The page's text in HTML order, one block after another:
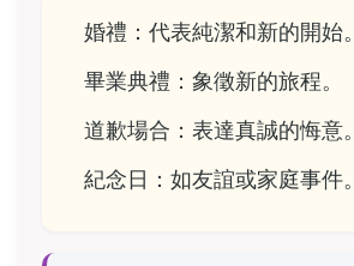
婚禮：代表純潔和新的開始。
畢業典禮：象徵新的旅程。
道歉場合：表達真誠的悔意。
紀念日：如友誼或家庭事件。